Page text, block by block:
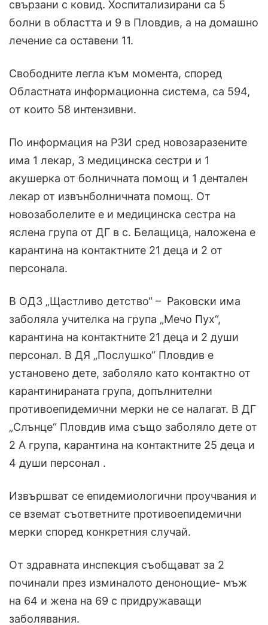
свързани с ковид. Хоспитализирани са 5
болни в областта и 9 в Пловдив, а на домашно
лечение са оставени 11.
Свободните легла към момента, според
Областната информационна система, са 594,
от които 58 интензивни.
По информация на РЗИ сред новозаразените
има 1 лекар, 3 медицинска сестри и 1
акушерка от болничната помощ и 1 дентален
лекар от извънболничната помощ. От
новозаболелите е и медицинска сестра на
яслена група от ДГ в с. Белащица, наложена е
карантина на контактните 21 деца и 2 от
персонала.
В ОДЗ „Щастливо детство“ – Раковски има
заболяла учителка на група „Мечо Пух“,
карантина на контактните 21 деца и 2 души
персонал. В ДЯ „Послушко“ Пловдив е
установено дете, заболяло като контактно от
карантинираната група, допълнителни
противоепидемични мерки не се налагат. В ДГ
„Слънце“ Пловдив има също заболяло дете от
2 А група, карантина на контактните 25 деца и
4 души персонал .
Извършват се епидемиологични проучвания и
се вземат съответните противоепидемични
мерки според конкретния случай.
От здравната инспекция съобщават за 2
починали през изминалото денонощие- мъж
на 64 и жена на 69 с придружаващи
заболявания.